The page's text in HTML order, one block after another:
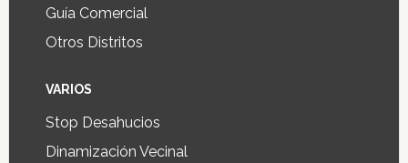
Guía Comercial
Otros Distritos
VARIOS
Stop Desahucios
Dinamización Vecinal